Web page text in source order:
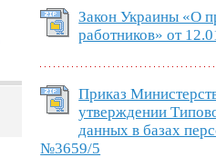
Закон Украины «О
работников» от
Приказ
утверждении
данных в базах
№3659/5